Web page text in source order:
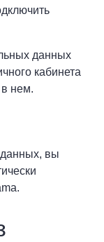
данных
кабинета
в нем.
данных, вы